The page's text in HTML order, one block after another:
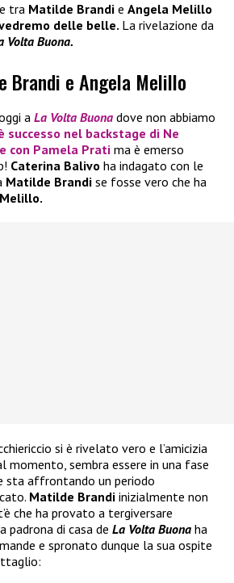
tra Matilde Brandi e Angela Melillo
delle belle. La rivelazione da
Volta Buona.
Brandi e Angela Melillo
a La Volta Buona dove non abbiamo
successo nel backstage di Ne
con Pamela Prati ma è emerso
Caterina Balivo ha indagato con le
Matilde Brandi se fosse vero che ha
si è rivelato vero e l’amicizia
momento, sembra essere in una fase
sta affrontando un periodo
Matilde Brandi inizialmente non
che ha provato a tergiversare
padrona di casa de La Volta Buona ha
e spronato dunque la sua ospite